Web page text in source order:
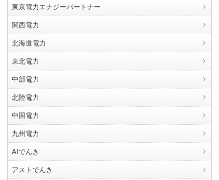
東京電力エナジーパートナー
関西電力
北海道電力
東北電力
中部電力
北陸電力
中国電力
九州電力
AIでんき
アストでんき